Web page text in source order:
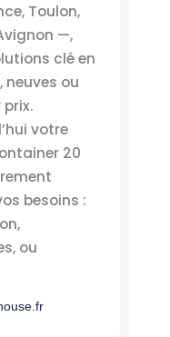
Toulon,
—,
clé en
ou
votre
20
besoins :
ou